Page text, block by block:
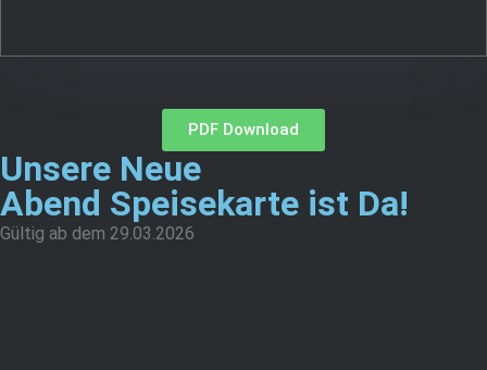
PDF Download
Unsere Neue
Abend Speisekarte ist Da!
Gültig ab dem 29.03.2026